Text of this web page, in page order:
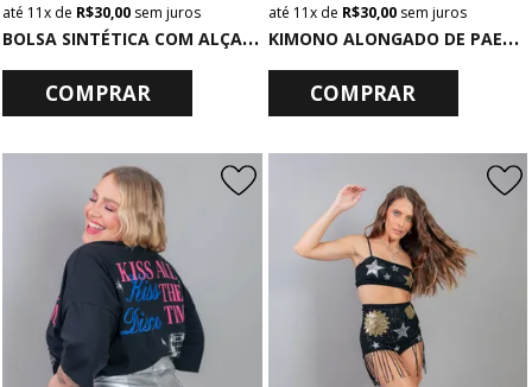
B
OLSA SINTÉTICA COM ALÇA DE ILHÓS PRETA
11x de R$ 30,00 sem juros
COMPRAR
K
IMONO ALONGADO DE PAETÊ VERDE
11xde R$ 30,00sem juros
COMPRAR